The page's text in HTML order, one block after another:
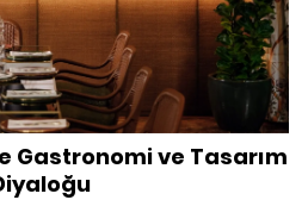
Gastronomi ve Tasarım